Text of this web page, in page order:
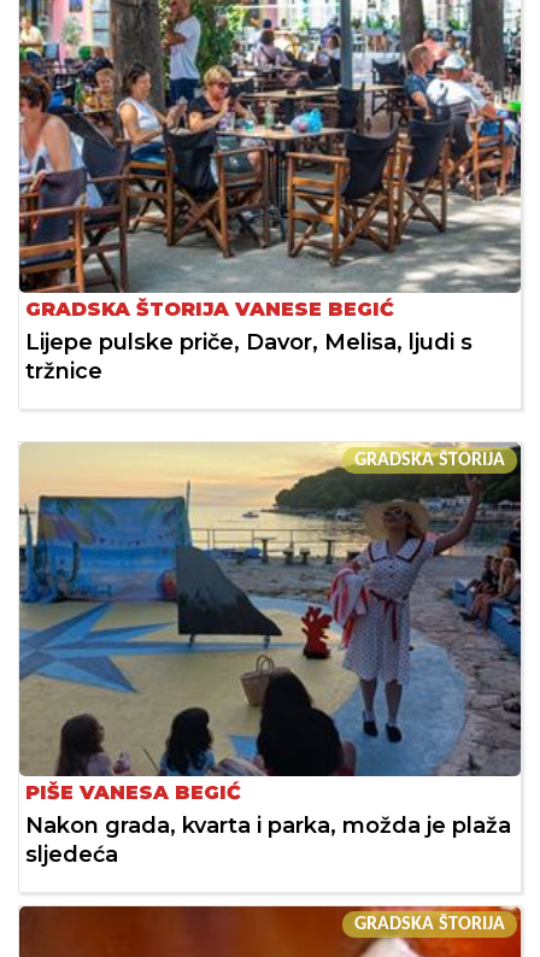
GRADSKA ŠTORIJA VANESE BEGIĆ
Lijepe pulske priče, Davor, Melisa, ljudi s
tržnice
GRADSKA ŠTORIJA
PIŠE VANESA BEGIĆ
Nakon grada, kvarta i parka, možda je plaža
sljedeća
GRADSKA ŠTORIJA